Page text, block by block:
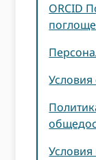
ORCID